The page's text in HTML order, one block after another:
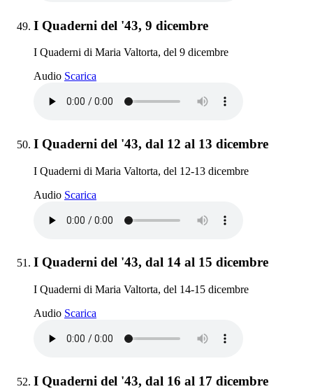
Elemento 49:
I Quaderni del '43, 9 dicembre
I Quaderni di Maria Valtorta, del 9 dicembre
Audio Scarica
Elemento 50:
I Quaderni del '43, dal 12 al 13 dicembre
I Quaderni di Maria Valtorta, del 12-13 dicembre
Audio Scarica
Elemento 51:
I Quaderni del '43, dal 14 al 15 dicembre
I Quaderni di Maria Valtorta, del 14-15 dicembre
Audio Scarica
Elemento 52:
I Quaderni del '43, dal 16 al 17 dicembre